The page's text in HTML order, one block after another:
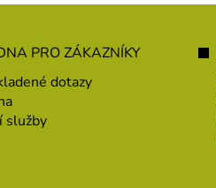
PRO ZÁKAZNÍKY
dotazy
služby